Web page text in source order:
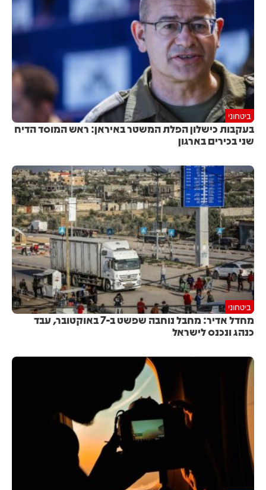
ביטחוני
בעקבות כישלון הפלת המשטר באיראן: ראש המוסד הדיח
שני בכירים בארגון
ביטחוני
מחדל אדיר: מחבל נוחבה שפשט ב-7 באוקטובר, עבד
כנהג ונכנס לישראל